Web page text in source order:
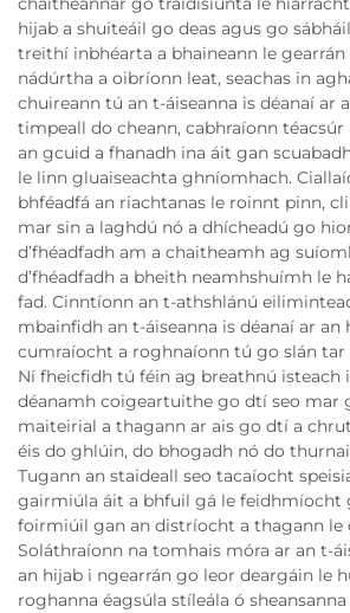
hijab a shuiteáil go deas agus go
treithí inbhéarta a bhaineann le
nádúrtha a oibríonn leat, seachas in
chuireann tú an t-áiseanna is déanaí ar
timpeall do cheann, cabhraíonn
an gcuid a fhanadh ina áit gan
le linn gluaiseachta ghníomhach.
bhféadfá an riachtanas le roinnt pinn,
mar sin a laghdú nó a dhícheadú go
d’fhéadfadh am a chaitheamh ag
d’fhéadfadh a bheith neamhshuímh le
fad. Cinntíonn an t-athshlánú
mbainfidh an t-áiseanna is déanaí ar an
cumraíocht a roghnaíonn tú go slán tar
Ní fheicfidh tú féin ag breathnú isteach
déanamh coigeartuithe go dtí seo mar
maiteirial a thagann ar ais go dtí a
éis do ghlúin, do bhogadh nó do
Tugann an staideall seo tacaíocht
gairmiúla áit a bhfuil gá le feidhmíocht
foirmiúil gan an distríocht a thagann le
Soláthraíonn na tomhais móra ar an t-
an hijab i ngearrán go leor deargáin le
roghanna éagsúla stíleála ó